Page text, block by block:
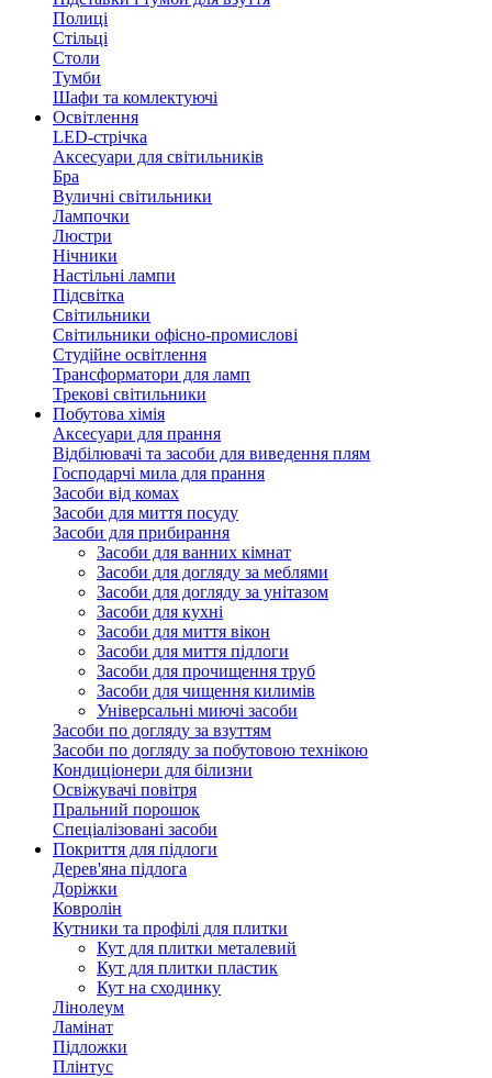
Полиці
Стільці
Столи
Тумби
Шафи та комлектуючі
Освітлення
LED-стрічка
Аксесуари для світильників
Бра
Вуличні світильники
Лампочки
Люстри
Нічники
Настільні лампи
Підсвітка
Світильники
Світильники офісно-промислові
Студійне освітлення
Трансформатори для ламп
Трекові світильники
Побутова хімія
Аксесуари для прання
Відбілювачі та засоби для виведення плям
Господарчі мила для прання
Засоби від комах
Засоби для миття посуду
Засоби для прибирання
Засоби для ванних кімнат
Засоби для догляду за меблями
Засоби для догляду за унітазом
Засоби для кухні
Засоби для миття вікон
Засоби для миття підлоги
Засоби для прочищення труб
Засоби для чищення килимів
Універсальні миючі засоби
Засоби по догляду за взуттям
Засоби по догляду за побутовою технікою
Кондиціонери для білизни
Освіжувачі повітря
Пральний порошок
Спеціалізовані засоби
Покриття для підлоги
Дерев'яна підлога
Доріжки
Ковролін
Кутники та профілі для плитки
Кут для плитки металевий
Кут для плитки пластик
Кут на сходинку
Лінолеум
Ламінат
Підложки
Плінтус